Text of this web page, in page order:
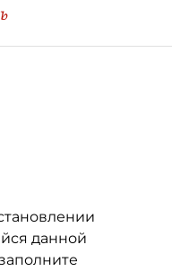
данной